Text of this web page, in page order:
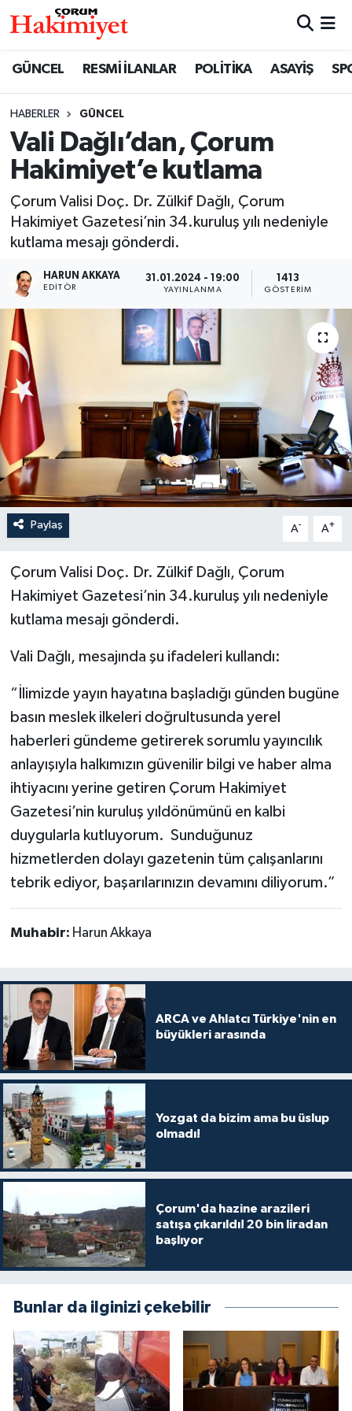
GÜNCEL RESMİ İLANLAR POLİTİKA ASAYİŞ
HABERLER GÜNCEL
Vali Dağlı’dan, Çorum
Hakimiyet’e kutlama
Çorum Valisi Doç. Dr. Zülkif Dağlı, Çorum
Hakimiyet Gazetesi’nin 34.kuruluş yılı nedeniyle
kutlama mesajı gönderdi.
HARUN AKKAYA
EDITÖR
31.01.2024 - 19:00
YAYINLANMA
1413
GÖSTERIM
Paylaş A- A+
Çorum Valisi Doç. Dr. Zülkif Dağlı, Çorum
Hakimiyet Gazetesi’nin 34.kuruluş yılı nedeniyle
kutlama mesajı gönderdi.
Vali Dağlı, mesajında şu ifadeleri kullandı:
“İlimizde yayın hayatına başladığı günden bugüne
basın meslek ilkeleri doğrultusunda yerel
haberleri gündeme getirerek sorumlu yayıncılık
anlayışıyla halkımızın güvenilir bilgi ve haber alma
ihtiyacını yerine getiren Çorum Hakimiyet
Gazetesi’nin kuruluş yıldönümünü en kalbi
duygularla kutluyorum. Sunduğunuz
hizmetlerden dolayı gazetenin tüm çalışanlarını
tebrik ediyor, başarılarınızın devamını diliyorum.”
Muhabir: Harun Akkaya
ARCA ve Ahlatcı Türkiye'nin en
büyükleri arasında
Yozgat da bizim ama bu üslup
olmadı!
Çorum'da hazine arazileri
satışa çıkarıldı! 20 bin liradan
başlıyor
Bunlar da ilginizi çekebilir
SAĞLIK
ASAYİŞ
EKONOMİ
OTOPARK
TEKNOLOJİ
Nöbetçi Eczaneler
Çorum Namaz Vakitleri
Trafik Durumu
Süper Lig Puan Durumu ve Fikstür